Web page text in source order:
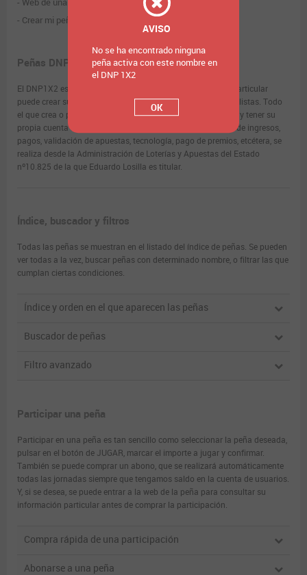
Web de una peña
Crear mi peña
Peñas DNP1X2
El DNP1X2 es una plataforma donde cualquier quinielista particular
puede crear su propia peña o participar en la de otros quinielistas. Todo
el que crea o participa en una peña debe de estar registrado y tener su
propia cuenta de quinielista. De esta forma, toda la gestión de ingresos,
pagos, validación de apuestas, tecnología, pago de premios, etcétera, se
realiza desde la Administración de Loterías y Apuestas del Estado
nº10.825 de la que Eduardo Losilla es titular.
Índice, buscador y filtros
Todas las peñas se muestran en el listado del índice de peñas. Se pueden
ver todas a la vez, buscar peñas con determinado nombre, o filtrar las que
cumplan ciertas condiciones.
Índice y orden en el que aparecen las peñas
Buscador de peñas
Filtro avanzado
Participar una peña
Participar en una peña es tan sencillo como seleccionar la peña deseada,
pulsar en el botón de JUGAR, marcar el importe a jugar y confirmar.
También se puede comprar un abono, que se realizará automáticamente
todas las jornadas siempre que tengamos saldo en la cuenta de usuarios.
Y, si se desea, se puede entrar a la web de la peña para consultar su
información particular antes de comprar la participación.
Compra rápida de una participación
Abonarse a una peña
AVISO
No se ha encontrado ninguna
peña activa con este nombre en
el DNP 1X2
OK